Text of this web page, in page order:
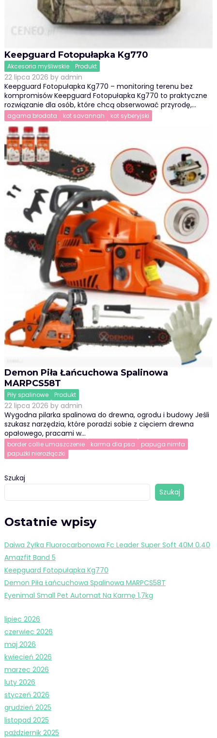
Keepguard Fotopułapka Kg770
Akcesoria myśliwskie Produkt
22 lipca 2026 by admin
Keepguard Fotopułapka Kg770 – monitoring terenu bez
kompromisów Keepguard Fotopułapka Kg770 to praktyczne
rozwiązanie dla osób, które chcą obserwować przyrodę,…
agama brodata kot savannah kot syberyjski
Demon Piła Łańcuchowa Spalinowa
MARPCS58T
Piły spalinowe Produkt
22 lipca 2026 by admin
Wygodna pilarka spalinowa do drewna, ogrodu i budowy Jeśli
szukasz narzędzia, które poradzi sobie z cięciem drewna
opałowego, pracami w…
border collie umaszczenie karma dla psa
papuga nimfa
papużki nierozłączki
Szukaj
Szukaj
Ostatnie wpisy
Daiwa Żyłka Fluorocarbonowa Fc Leader Super Soft 40M 0,40
Amazfit Band 5
Keepguard Fotopułapka Kg770
Demon Piła Łańcuchowa Spalinowa MARPCS58T
Eyenimal Small Pet Automat Na Karmę 1,7kg
lipiec 2026
czerwiec 2026
maj 2026
kwiecień 2026
marzec 2026
luty 2026
styczeń 2026
grudzień 2025
listopad 2025
październik 2025